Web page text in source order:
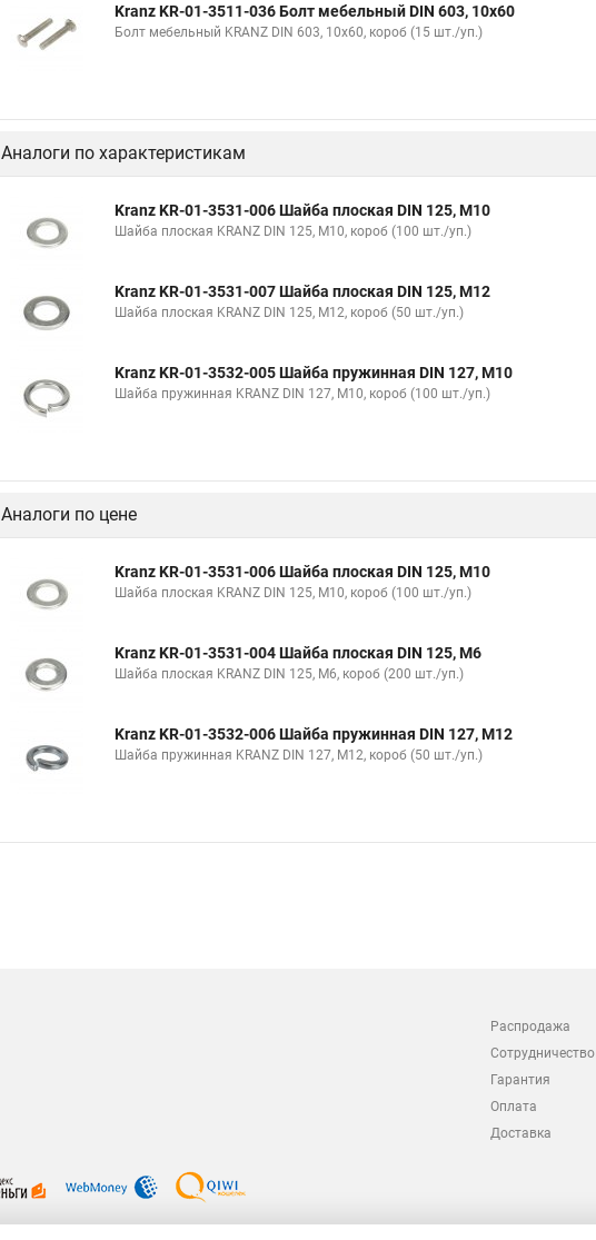
Kranz KR-01-3511-036 Болт мебельный DIN 603, 10х60
Болт мебельный KRANZ DIN 603, 10х60, короб (15 шт./уп.)
Аналоги по характеристикам
Kranz KR-01-3531-006 Шайба плоская DIN 125, M10
Шайба плоская KRANZ DIN 125, M10, короб (100 шт./уп.)
Kranz KR-01-3531-007 Шайба плоская DIN 125, M12
Шайба плоская KRANZ DIN 125, M12, короб (50 шт./уп.)
Kranz KR-01-3532-005 Шайба пружинная DIN 127, M10
Шайба пружинная KRANZ DIN 127, M10, короб (100 шт./уп.)
Аналоги по цене
Kranz KR-01-3531-006 Шайба плоская DIN 125, M10
Шайба плоская KRANZ DIN 125, M10, короб (100 шт./уп.)
Kranz KR-01-3531-004 Шайба плоская DIN 125, M6
Шайба плоская KRANZ DIN 125, M6, короб (200 шт./уп.)
Kranz KR-01-3532-006 Шайба пружинная DIN 127, M12
Шайба пружинная KRANZ DIN 127, M12, короб (50 шт./уп.)
Распродажа
Сотрудничество
Гарантия
Оплата
Доставка